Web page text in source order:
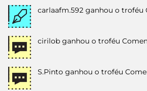
carlaafm.592 ganhou o troféu
cirilob ganhou o troféu
S.Pinto ganhou o troféu